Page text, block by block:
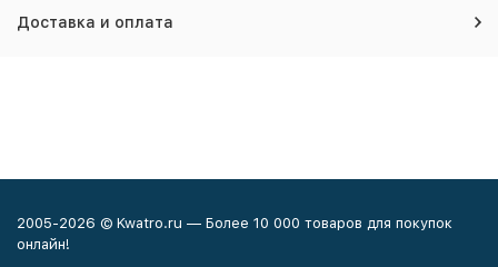
Доставка и оплата
2005-2026 © Kwatro.ru — Более 10 000 товаров для покупок
онлайн!